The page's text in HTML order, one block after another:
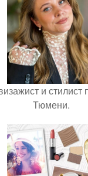
и стилист
Тюмени.